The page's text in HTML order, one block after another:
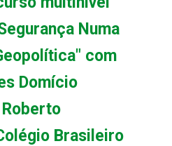
Numa
com
Domício
Brasileiro